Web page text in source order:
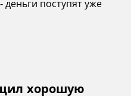
хорошую